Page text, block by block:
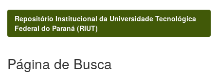
Repositório Institucional da Universidade Tecnológica
Federal do Paraná (RIUT)
Página de Busca